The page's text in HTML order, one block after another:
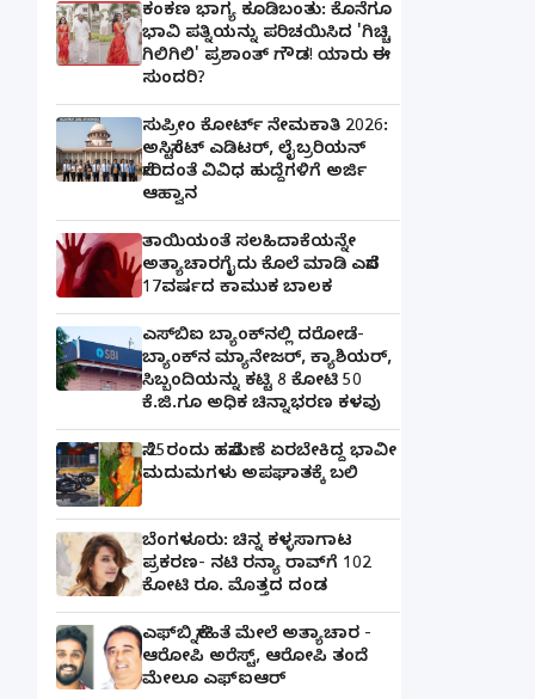
ಕಂಕಣ ಭಾಗ್ಯ ಕೂಡಿಬಂತು: ಕೊನೆಗೂ
ಭಾವಿ ಪತ್ನಿಯನ್ನು ಪರಿಚಯಿಸಿದ 'ಗಿಚ್ಚಿ
ಗಿಲಿಗಿಲಿ' ಪ್ರಶಾಂತ್ ಗೌಡ! ಯಾರು ಈ
ಸುಂದರಿ?
ಸುಪ್ರೀಂ ಕೋರ್ಟ್ ನೇಮಕಾತಿ 2026:
ಅಸಿಸ್ಟೆಂಟ್ ಎಡಿಟರ್, ಲೈಬ್ರರಿಯನ್
ಸೇರಿದಂತೆ ವಿವಿಧ ಹುದ್ದೆಗಳಿಗೆ ಅರ್ಜಿ
ಆಹ್ವಾನ
ತಾಯಿಯಂತೆ ಸಲಹಿದಾಕೆಯನ್ನೇ
ಅತ್ಯಾಚಾರಗೈದು ಕೊಲೆ ಮಾಡಿ ಎಸೆದ
17ವರ್ಷದ ಕಾಮುಕ ಬಾಲಕ
ಎಸ್‌ಬಿಐ ಬ್ಯಾಂಕ್‌ನಲ್ಲಿ‌ ದರೋಡೆ-
ಬ್ಯಾಂಕ್​ನ ಮ್ಯಾನೇಜರ್‌, ಕ್ಯಾಶಿಯರ್‌,
ಸಿಬ್ಬಂದಿಯನ್ನು ಕಟ್ಟಿ 8 ಕೋಟಿ 50
ಕೆ.ಜಿ.ಗೂ ಅಧಿಕ ಚಿನ್ನಾಭರಣ ಕಳವು
ಸೆ.25ರಂದು ಹಸೆಮಣೆ ಏರಬೇಕಿದ್ದ ಭಾವೀ
ಮದುಮಗಳು ಅಪಘಾತಕ್ಕೆ ಬಲಿ
ಬೆಂಗಳೂರು: ಚಿನ್ನ ಕಳ್ಳಸಾಗಾಟ
ಪ್ರಕರಣ- ನಟಿ ರನ್ಯಾ ರಾವ್‌ಗೆ 102
ಕೋಟಿ ರೂ. ಮೊತ್ತದ ದಂಡ
ಎಫ್‌ಬಿ ಸ್ನೇಹಿತೆ ಮೇಲೆ ಅತ್ಯಾಚಾರ -
ಆರೋಪಿ ಅರೆಸ್ಟ್, ಆರೋಪಿ ತಂದೆ
ಮೇಲೂ ಎಫ್ಐಆರ್